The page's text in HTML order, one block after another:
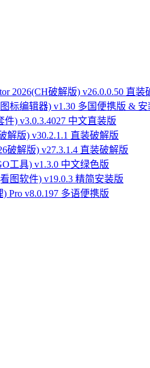
2026(CH破解版) v26.0.0.50 直装
标编辑器) v1.30 多国便携版 & 安
) v3.0.3.4027 中文直装版
解版) v30.2.1.1 直装破解版
破解版) v27.3.1.4 直装破解版
工具) v1.3.0 中文绿色版
看图软件) v19.0.3 精简安装版
Pro v8.0.197 多语便携版